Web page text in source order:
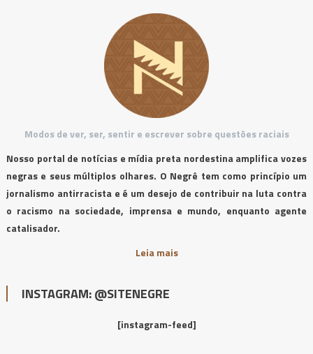
Modos de ver, ser, sentir e escrever sobre questões raciais
Nosso portal de notícias e mídia preta nordestina amplifica vozes
negras e seus múltiplos olhares. O Negrê tem como princípio um
jornalismo antirracista e é um desejo de contribuir na luta contra
o racismo na sociedade, imprensa e mundo, enquanto agente
catalisador.
Leia mais
INSTAGRAM: @SITENEGRE
[instagram-feed]